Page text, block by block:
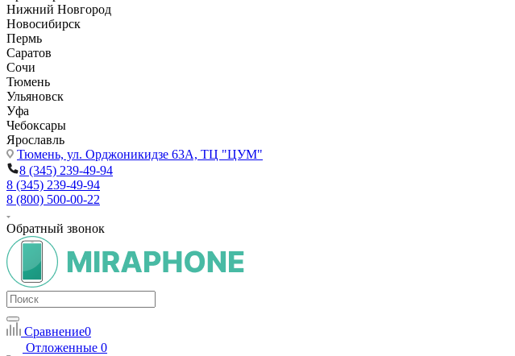
Нижний Новгород
Новосибирск
Пермь
Саратов
Сочи
Тюмень
Ульяновск
Уфа
Чебоксары
Ярославль
Тюмень, ул. Орджоникидзе 63А, ТЦ "ЦУМ"
8 (345) 239-49-94
8 (345) 239-49-94
8 (800) 500-00-22
Обратный звонок
Сравнение0
Отложенные 0